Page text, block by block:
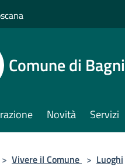
Comune di
Novità Servizi
> Vivere il Comune > Luoghi